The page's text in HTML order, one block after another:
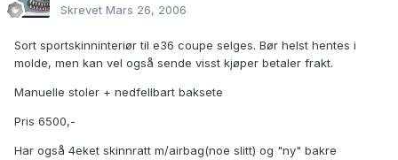
Skrevet Mars 26, 2006
Sort sportskinninteriør til e36 coupe selges. Bør helst hentes i
molde, men kan vel også sende visst kjøper betaler frakt.
Manuelle stoler + nedfellbart baksete
Pris 6500,-
Har også 4eket skinnratt m/airbag(noe slitt) og "ny" bakre